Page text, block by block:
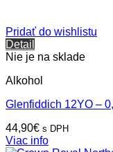
Pridať do wishlistu
Detail
Nie je na sklade
Alkohol
Glenfiddich 12YO –
44,90€ s DPH
Viac info